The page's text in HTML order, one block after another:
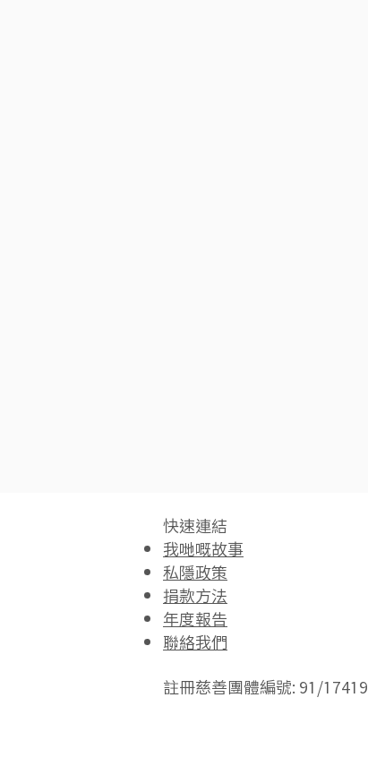
快速連結​
我哋嘅故事
私隱政策
捐款方法
年度報告
聯絡我們
註冊慈善團體編號: 91/17419